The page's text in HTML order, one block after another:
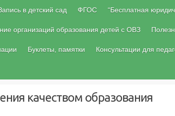
в детский сад ФГОС “Бесплатная
организаций образования детей с ОВЗ
Буклеты, памятки Консультации для
качеством образования